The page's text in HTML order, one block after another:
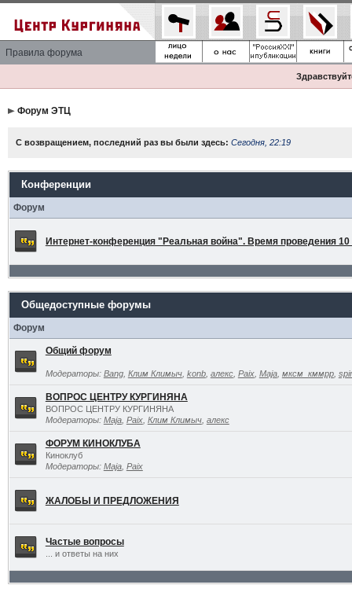
Правила форума
Форум ЭТЦ
С возвращением, последний раз вы были здесь: Сегодня, 22:19
Конференции
Форум
Интернет-конференция "Реальная война". Время проведения 10
Общедоступные форумы
Форум
Общий форум
Модераторы: Bang, Клим Климыч, konb, алекс, Paix, Maja, мксм_кммрр,
ВОПРОС ЦЕНТРУ КУРГИНЯНА
ВОПРОС ЦЕНТРУ КУРГИНЯНА
Модераторы: Maja, Paix, Клим Климыч, алекс
ФОРУМ КИНОКЛУБА
Киноклуб
Модераторы: Maja, Paix
ЖАЛОБЫ И ПРЕДЛОЖЕНИЯ
Частые вопросы
... и ответы на них